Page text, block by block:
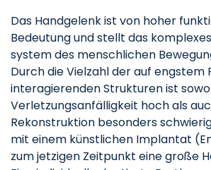
Das Handgelenk ist von hoher
Bedeutung und stellt das
system des menschlichen
Durch die Vielzahl der auf engstem
interagierenden Strukturen ist
Verletzungsanfälligkeit hoch als
Rekonstruktion besonders
mit einem künstlichen Implantat
zum jetzigen Zeitpunkt eine große